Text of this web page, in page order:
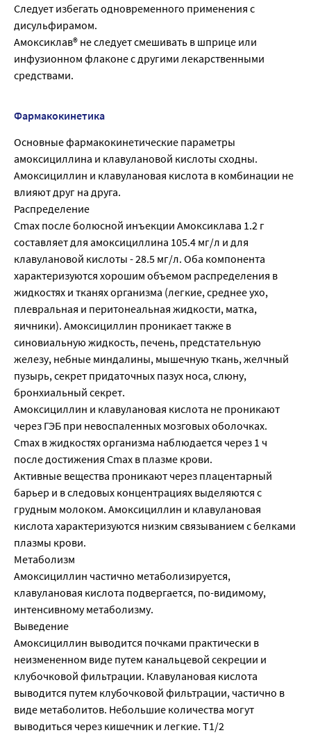
Следует избегать одновременного применения с
дисульфирамом.
Амоксиклав® не следует смешивать в шприце или
инфузионном флаконе с другими лекарственными
средствами.
Фармакокинетика
Основные фармакокинетические параметры
амоксициллина и клавулановой кислоты сходны.
Амоксициллин и клавулановая кислота в комбинации не
влияют друг на друга.
Распределение
Cmax после болюсной инъекции Амоксиклава 1.2 г
составляет для амоксициллина 105.4 мг/л и для
клавулановой кислоты - 28.5 мг/л. Оба компонента
характеризуются хорошим объемом распределения в
жидкостях и тканях организма (легкие, среднее ухо,
плевральная и перитонеальная жидкости, матка,
яичники). Амоксициллин проникает также в
синовиальную жидкость, печень, предстательную
железу, небные миндалины, мышечную ткань, желчный
пузырь, секрет придаточных пазух носа, слюну,
бронхиальный секрет.
Амоксициллин и клавулановая кислота не проникают
через ГЭБ при невоспаленных мозговых оболочках.
Cmax в жидкостях организма наблюдается через 1 ч
после достижения Cmax в плазме крови.
Активные вещества проникают через плацентарный
барьер и в следовых концентрациях выделяются с
грудным молоком. Амоксициллин и клавулановая
кислота характеризуются низким связыванием с белками
плазмы крови.
Метаболизм
Амоксициллин частично метаболизируется,
клавулановая кислота подвергается, по-видимому,
интенсивному метаболизму.
Выведение
Амоксициллин выводится почками практически в
неизмененном виде путем канальцевой секреции и
клубочковой фильтрации. Клавулановая кислота
выводится путем клубочковой фильтрации, частично в
виде метаболитов. Небольшие количества могут
выводиться через кишечник и легкие. T1/2